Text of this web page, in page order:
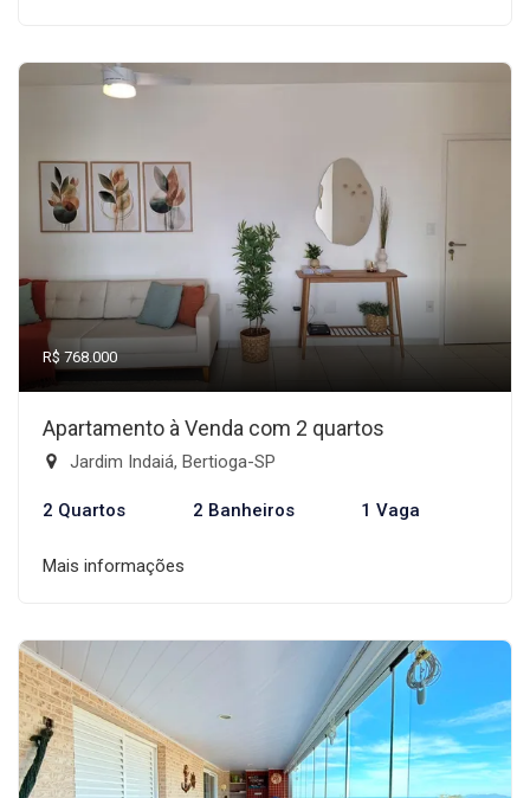
R$ 768.000
Apartamento à Venda com 2 quartos
Jardim Indaiá, Bertioga-SP
2 Quartos 2 Banheiros 1 Vaga
Mais informações